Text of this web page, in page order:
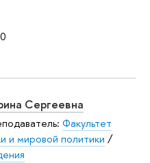
Сергеевна
Факультет
и мировой политики /